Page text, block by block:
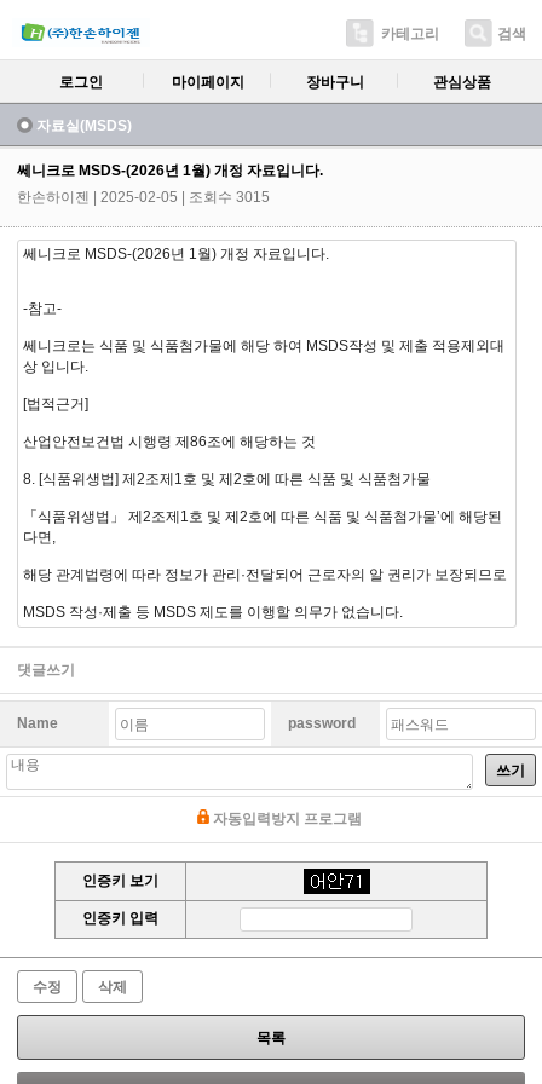
카테고리 검색
로그인 마이페이지 장바구니 관심상품
자료실(MSDS)
쎄니크로 MSDS-(2026년 1월) 개정 자료입니다.
한손하이젠
| 2025-02-05 | 조회수 3015
쎄니크로 MSDS-(2026년 1월) 개정 자료입니다.
-참고-
쎄니크로는 식품 및 식품첨가물에 해당 하여 MSDS작성 및 제출 적용제외대
상 입니다.
[법적근거]
산업안전보건법 시행령 제86조에 해당하는 것
8. [식품위생법] 제2조제1호 및 제2호에 따른 식품 및 식품첨가물
「식품위생법」 제2조제1호 및 제2호에 따른 식품 및 식품첨가물’에 해당된
다면,
해당 관계법령에 따라 정보가 관리·전달되어 근로자의 알 권리가 보장되므로
MSDS 작성·제출 등 MSDS 제도를 이행할 의무가 없습니다.
댓글쓰기
Name password
쓰기
자동입력방지 프로그램
인증키 보기
인증키 입력
수정 삭제
목록